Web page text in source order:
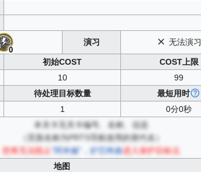
0
演习 无法演习
初始COST
COST上限
10
99
待处理目标数量
最短用时
1 0分0秒
本关卡无关卡编号、名称、信息
（页面名称为PRTS导航使用的替代名）
您将无法阻止 “阿米娅”，炉芯终曲进入保护目标点
地图